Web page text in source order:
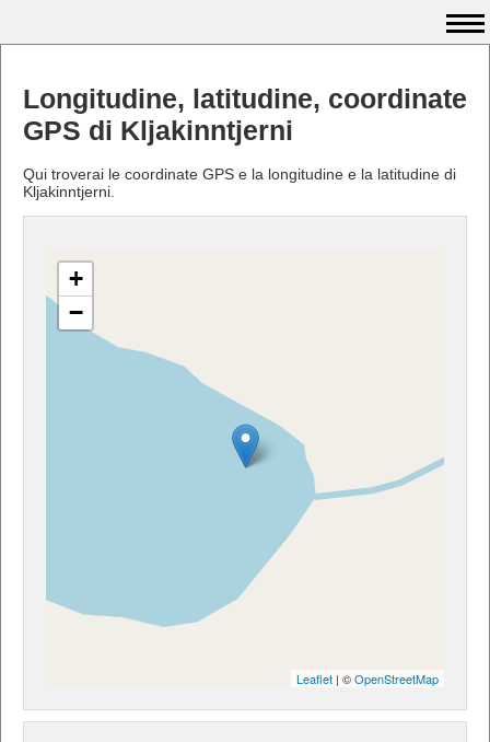
Longitudine, latitudine, coordinate
GPS di Kljakinntjerni
Qui troverai le coordinate GPS e la longitudine e la latitudine di
Kljakinntjerni.
+
−
Leaflet | ©OpenStreetMap